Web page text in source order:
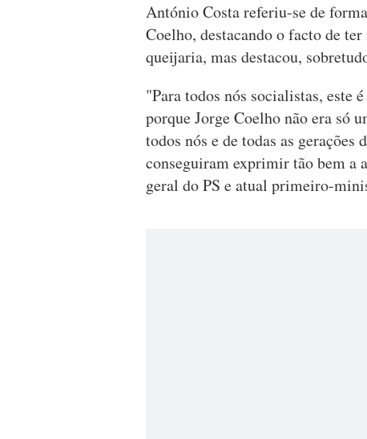
António Costa referiu-se de
Coelho, destacando o facto de
queijaria, mas destacou,
"Para todos nós socialistas, este
porque Jorge Coelho não era só
todos nós e de todas as gerações
conseguiram exprimir tão bem a
geral do PS e atual primeiro-